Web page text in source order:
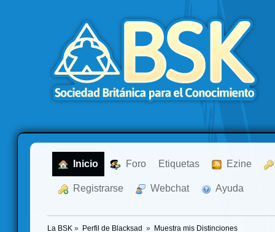
Inicio Foro Etiquetas Ezine
Registrarse Webchat Ayuda
La BSK » Perfil de Blacksad » Muestra mis Distinciones